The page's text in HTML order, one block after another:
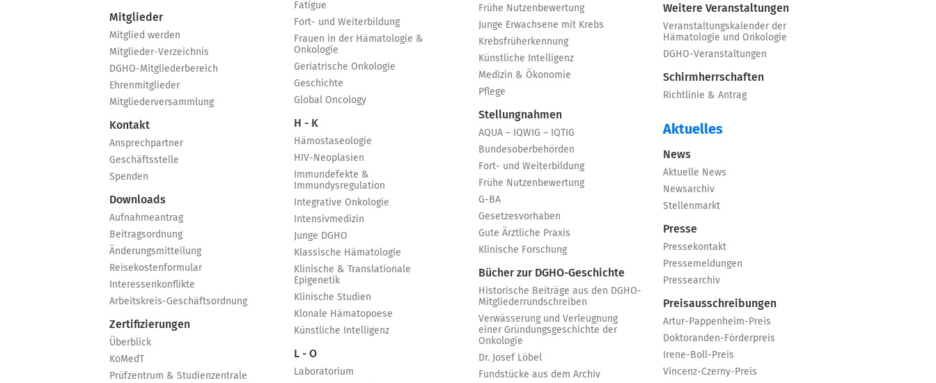
Mitglieder
Mitglied werden
Mitglieder-Verzeichnis
DGHO-Mitgliederbereich
Ehrenmitglieder
Mitgliederversammlung
Kontakt
Ansprechpartner
Geschäftsstelle
Spenden
Downloads
Aufnahmeantrag
Beitragsordnung
Änderungsmitteilung
Reisekostenformular
Interessenkonflikte
Arbeitskreis-Geschäftsordnung
Zertifizierungen
Überblick
KoMedT
Prüfzentrum & Studienzentrale
Fatigue
Fort- und Weiterbildung
Frauen in der Hämatologie &
Onkologie
Geriatrische Onkologie
Geschichte
Global Oncology
H - K
Hämostaseologie
HIV-Neoplasien
Immundefekte &
Immundysregulation
Integrative Onkologie
Intensivmedizin
Junge DGHO
Klassische Hämatologie
Klinische & Translationale
Epigenetik
Klinische Studien
Klonale Hämatopoese
Künstliche Intelligenz
L - O
Laboratorium
Frühe Nutzenbewertung
Junge Erwachsene mit Krebs
Krebsfrüherkennung
Künstliche Intelligenz
Medizin & Ökonomie
Pflege
Stellungnahmen
AQUA – IQWIG – IQTIG
Bundesoberbehörden
Fort- und Weiterbildung
Frühe Nutzenbewertung
G-BA
Gesetzesvorhaben
Gute Ärztliche Praxis
Klinische Forschung
Bücher zur DGHO-Geschichte
Historische Beiträge aus den DGHO-
Mitgliederrundschreiben
Verwässerung und Verleugnung
einer Gründungsgeschichte der
Onkologie
Dr. Josef Löbel
Fundstücke aus dem Archiv
Weitere Veranstaltungen
Veranstaltungskalender der
Hämatologie und Onkologie
DGHO-Veranstaltungen
Schirmherrschaften
Richtlinie & Antrag
Aktuelles
News
Aktuelle News
Newsarchiv
Stellenmarkt
Presse
Pressekontakt
Pressemeldungen
Pressearchiv
Preisausschreibungen
Artur-Pappenheim-Preis
Doktoranden-Förderpreis
Irene-Boll-Preis
Vincenz-Czerny-Preis